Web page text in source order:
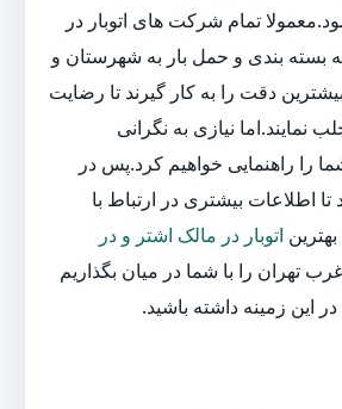
تمام شرکت های اتوبار در
بسته بندی و حمل بار به شهرستان و
دقت را به کار گیرند تا رضایت
نمایند.اما نیازی به نگرانی
را راهنمایی خواهیم کرد.پس در
تا اطلاعات بیشتری در ارتباط با
اتوبار در مالک اشتر و در
تهران را با شما در میان بگذاریم
در این زمینه داشته باشید.